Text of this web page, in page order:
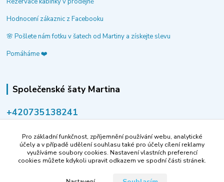
Hodnocení zákaznic z Facebooku
🌸 Pošlete nám fotku v šatech od Martiny a získejte slevu
Pomáháme ❤️
Společenské šaty Martina
‭+420735138241
info@spolecenske-saty-martina.cz
Pro základní funkčnost, zpříjemnění používání webu, analytické
účely a v případě udělení souhlasu také pro účely cílení reklamy
využíváme soubory cookies. Nastavení vlastních preferencí
cookies můžete kdykoli upravit odkazem ve spodní části stránek.